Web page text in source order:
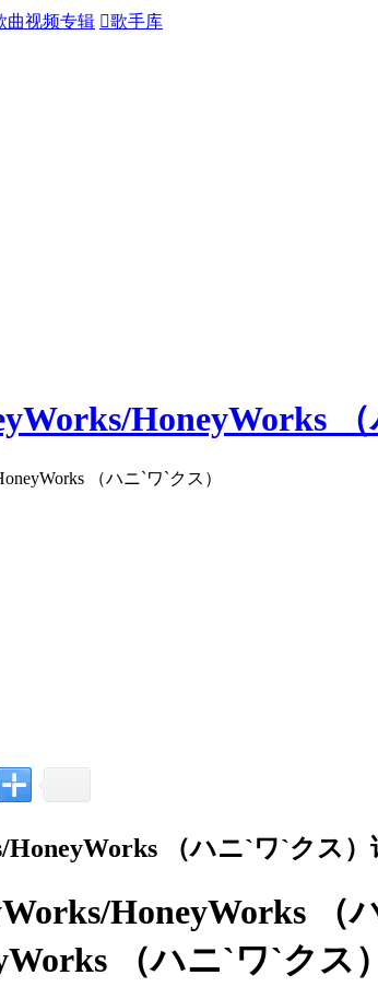
曲视频专辑 歌手库
HoneyWorks （
（ハニ`ワ`クス）
（ハニ`ワ`クス）
HoneyWorks
（ハニ`ワ`ク